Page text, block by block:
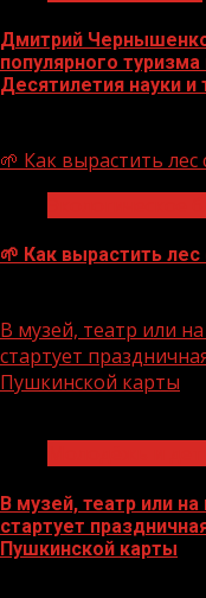
Дмитрий
популярного
Десятилетия науки и
🌱 Как вырастить лес
🌱 Как вырастить лес
В музей, театр или
стартует
Пушкинской карты
В музей, театр или
стартует
Пушкинской карты